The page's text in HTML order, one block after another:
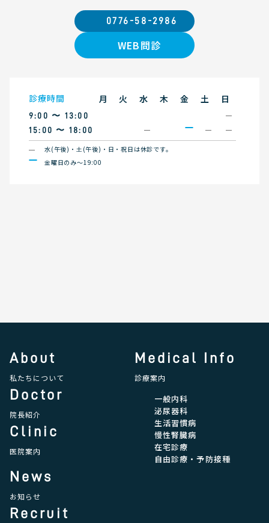
0776-58-2986
WEB問診
診療時間 月 火 水 木 金 土 日
9:00 〜 13:00
15:00 〜 18:00
水(午後)・土(午後)・日・祝日は休診です。
金曜日のみ〜19:00
About
私たちについて
Doctor
院長紹介
Clinic
医院案内
Medical Info
診療案内
一般内科
泌尿器科
生活習慣病
慢性腎臓病
在宅診療
自由診療・予防接種
News
お知らせ
Recruit